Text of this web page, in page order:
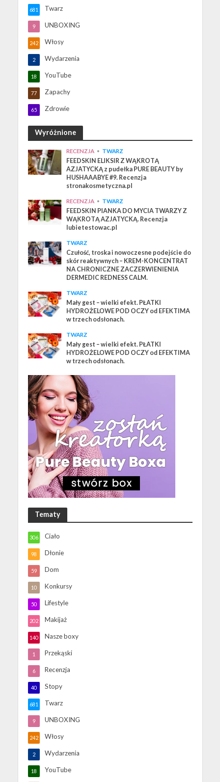
Twarz
681
UNBOXING
9
Włosy
242
Wydarzenia
2
YouTube
18
Zapachy
77
Zdrowie
65
Wyróżnione
RECENZJA • TWARZ
FEEDSKIN ELIKSIR Z WĄKROTĄ
AZJATYCKĄ z pudełka PURE BEAUTY by
HUSHAAABYE #9. Recenzja
stronakosmetyczna.pl
RECENZJA • TWARZ
FEEDSKIN PIANKA DO MYCIA TWARZY Z
WĄKROTĄ AZJATYCKĄ. Recenzja
lubietestowac.pl
TWARZ
Czułość, troska i nowoczesne podejście do
skór reaktywnych – KREM-KONCENTRAT
NA CHRONICZNE ZACZERWIENIENIA
DERMEDIC REDNESS CALM.
TWARZ
Mały gest – wielki efekt. PŁATKI
HYDROŻELOWE POD OCZY od EFEKTIMA
w trzech odsłonach.
TWARZ
Mały gest – wielki efekt. PŁATKI
HYDROŻELOWE POD OCZY od EFEKTIMA
w trzech odsłonach.
Tematy
Ciało
306
Dłonie
98
Dom
59
Konkursy
10
Lifestyle
50
Makijaż
202
Nasze boxy
140
Przekąski
1
Recenzja
6
Stopy
40
Twarz
681
UNBOXING
9
Włosy
242
Wydarzenia
2
YouTube
18